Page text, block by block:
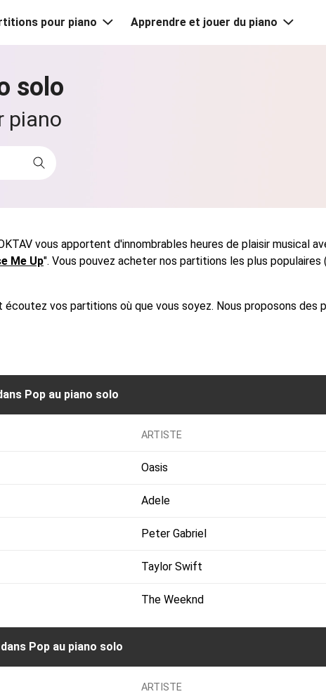
pour piano Apprendre et jouer du piano
solo
piano
vous apportent d'innombrables heures de plaisir musical
Me Up". Vous pouvez acheter nos partitions les plus
écoutez vos partitions où que vous soyez. Nous proposons des
Pop au piano solo
ARTISTE
Oasis
Adele
Peter Gabriel
Taylor Swift
The Weeknd
Pop au piano solo
ARTISTE